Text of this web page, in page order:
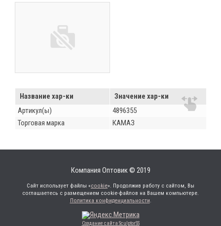
Название хар-ки
Значение хар-ки
Артикул(ы)
4896355
Торговая марка
КАМАЗ
Компания Оптовик © 2019
Сайт использует файлы «cookie». Продолжив работу с сайтом, Вы
соглашаетесь с размещением cookie-файлов на Вашем компьютере.
Политика конфиденциальности.
Создание сайта SculptorSS